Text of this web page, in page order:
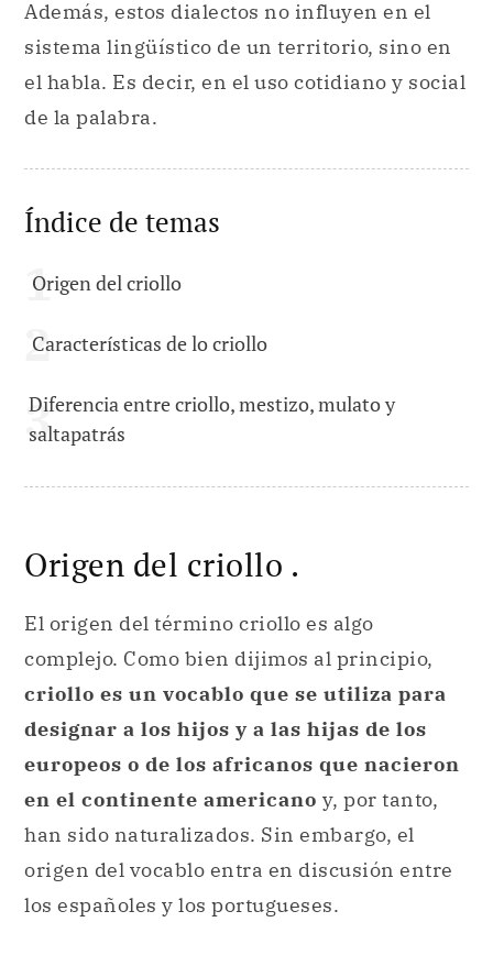
Además, estos dialectos no influyen en el
sistema lingüístico de un territorio, sino en
el habla. Es decir, en el uso cotidiano y social
de la palabra.
Índice de temas
Origen del criollo
Características de lo criollo
Diferencia entre criollo, mestizo, mulato y
saltapatrás
Origen del criollo .
El origen del término criollo es algo
complejo. Como bien dijimos al principio,
criollo es un vocablo que se utiliza para
designar a los hijos y a las hijas de los
europeos o de los africanos que nacieron
en el continente americano y, por tanto,
han sido naturalizados. Sin embargo, el
origen del vocablo entra en discusión entre
los españoles y los portugueses.